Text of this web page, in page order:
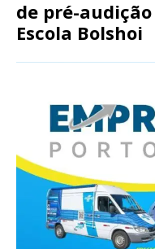
de pré-
Escola Bolshoi